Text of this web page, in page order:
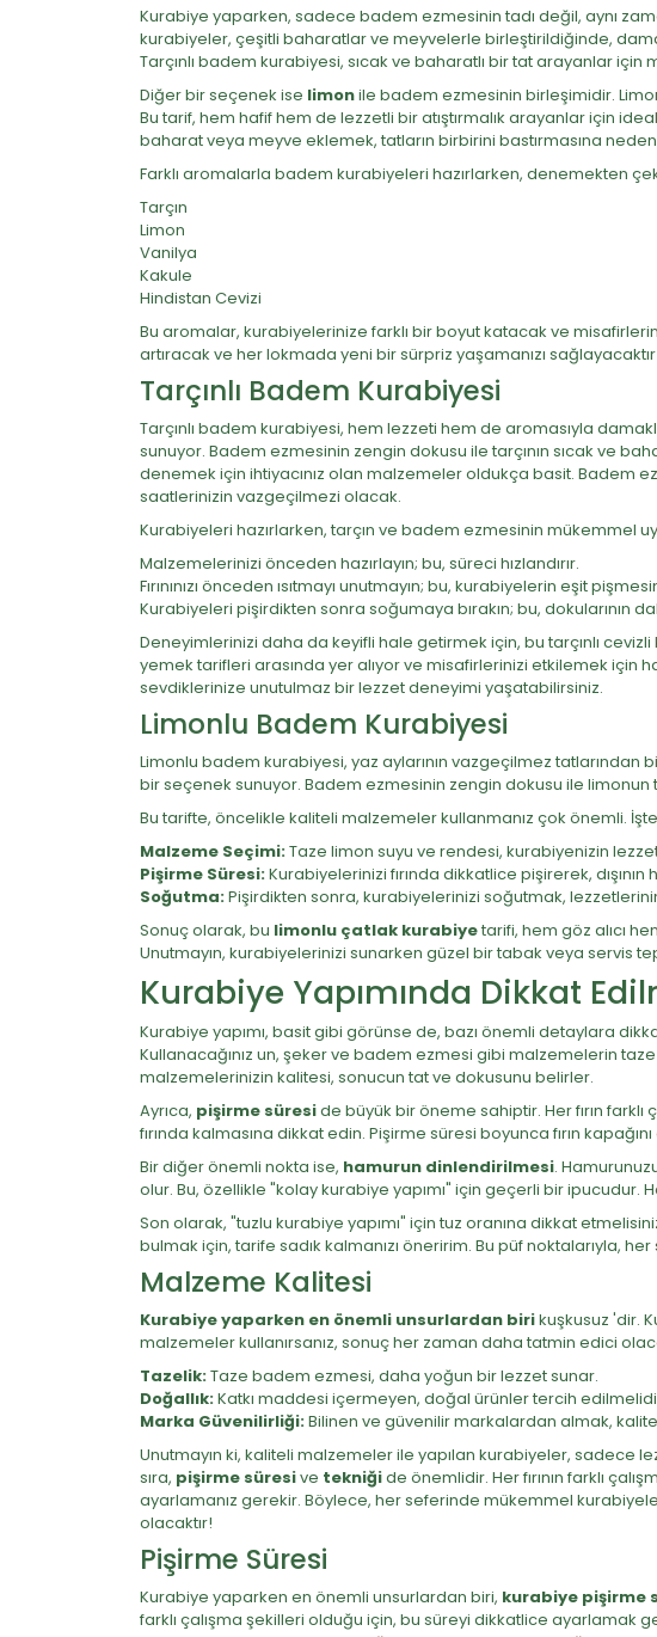
Kurabiye yaparken, sadece badem ezmesinin tadı değil, aynı
kurabiyeler, çeşitli baharatlar ve meyvelerle birleştirildiğinde,
Tarçınlı badem kurabiyesi, sıcak ve baharatlı bir tat arayanlar
Diğer bir seçenek ise limonile badem ezmesinin birleşimidir.
Bu tarif, hem hafif hem de lezzetli bir atıştırmalık arayanlar için
baharat veya meyve eklemek, tatların birbirini bastırmasına
Farklı aromalarla badem kurabiyeleri hazırlarken, denemekten
Tarçın
Limon
Vanilya
Kakule
Hindistan Cevizi
Bu aromalar, kurabiyelerinize farklı bir boyut katacak ve
artıracak ve her lokmada yeni bir sürpriz yaşamanızı
Tarçınlı Badem Kurabiyesi
Tarçınlı badem kurabiyesi, hem lezzeti hem de aromasıyla
sunuyor. Badem ezmesinin zengin dokusu ile tarçının sıcak ve
denemek için ihtiyacınız olan malzemeler oldukça basit. Badem
saatlerinizin vazgeçilmezi olacak.
Kurabiyeleri hazırlarken, tarçın ve badem ezmesinin mükemmel
Malzemelerinizi önceden hazırlayın; bu, süreci hızlandırır.
Fırınınızı önceden ısıtmayı unutmayın; bu, kurabiyelerin eşit
Kurabiyeleri pişirdikten sonra soğumaya bırakın; bu, dokularının
Deneyimlerinizi daha da keyifli hale getirmek için, bu tarçınlı
yemek tarifleri arasında yer alıyor ve misafirlerinizi etkilemek için
sevdiklerinize unutulmaz bir lezzet deneyimi yaşatabilirsiniz.
Limonlu Badem Kurabiyesi
Limonlu badem kurabiyesi, yaz aylarının vazgeçilmez tatlarından
bir seçenek sunuyor. Badem ezmesinin zengin dokusu ile
Bu tarifte, öncelikle kaliteli malzemeler kullanmanız çok önemli.
Malzeme Seçimi:Taze limon suyu ve rendesi, kurabiyenizin
Pişirme Süresi:Kurabiyelerinizi fırında dikkatlice pişirerek,
Soğutma:Pişirdikten sonra, kurabiyelerinizi soğutmak,
Sonuç olarak, bu limonlu çatlak kurabiyetarifi, hem göz alıcı
Unutmayın, kurabiyelerinizi sunarken güzel bir tabak veya servis
Kurabiye Yapımında Dikkat
Kurabiye yapımı, basit gibi görünse de, bazı önemli detaylara
Kullanacağınız un, şeker ve badem ezmesi gibi malzemelerin
malzemelerinizin kalitesi, sonucun tat ve dokusunu belirler.
Ayrıca, pişirme süreside büyük bir öneme sahiptir. Her fırın
fırında kalmasına dikkat edin. Pişirme süresi boyunca fırın
Bir diğer önemli nokta ise, hamurun dinlendirilmesi.
olur. Bu, özellikle "kolay kurabiye yapımı" için geçerli bir
Son olarak, "tuzlu kurabiye yapımı" için tuz oranına dikkat
bulmak için, tarife sadık kalmanızı öneririm. Bu püf noktalarıyla,
Malzeme Kalitesi
Kurabiye yaparken en önemli unsurlardan birikuşkusuz 'dir.
malzemeler kullanırsanız, sonuç her zaman daha tatmin edici
Tazelik:Taze badem ezmesi, daha yoğun bir lezzet sunar.
Doğallık:Katkı maddesi içermeyen, doğal ürünler tercih
Marka Güvenilirliği:Bilinen ve güvenilir markalardan almak,
Unutmayın ki, kaliteli malzemeler ile yapılan kurabiyeler, sadece
sıra, pişirme süresive tekniğide önemlidir. Her fırının farklı
ayarlamanız gerekir. Böylece, her seferinde mükemmel
olacaktır!
Pişirme Süresi
Kurabiye yaparken en önemli unsurlardan biri, kurabiye pişirme
farklı çalışma şekilleri olduğu için, bu süreyi dikkatlice ayarlamak